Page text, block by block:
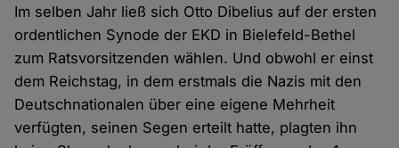
Im selben Jahr ließ sich Otto Dibelius auf der ersten
ordentlichen Synode der EKD in Bielefeld-Bethel
zum Ratsvorsitzenden wählen. Und obwohl er einst
dem Reichstag, in dem erstmals die Nazis mit den
Deutschnationalen über eine eigene Mehrheit
verfügten, seinen Segen erteilt hatte, plagten ihn